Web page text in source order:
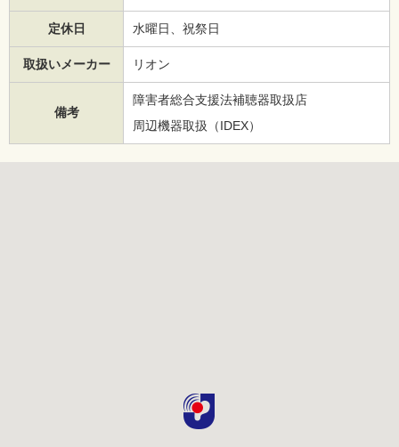
定休日 水曜日、祝祭日
取扱いメーカー リオン
備考
障害者総合支援法補聴器取扱店
周辺機器取扱（IDEX）